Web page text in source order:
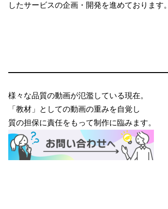
したサービスの企画・開発を進めております。
様々な品質の動画が氾濫している現在。
「教材」としての動画の重みを自覚し
質の担保に責任をもって制作に臨みます。